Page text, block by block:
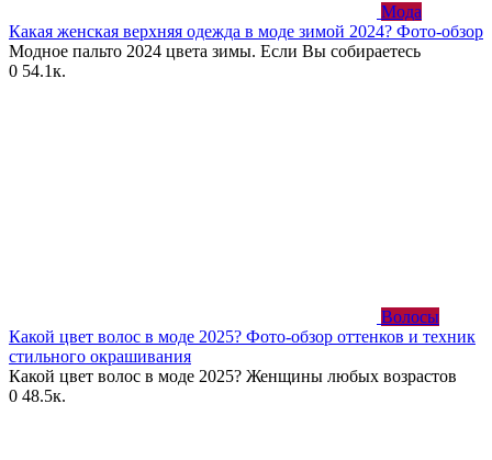
Мода
Какая женская верхняя одежда в моде зимой 2024? Фото-обзор
Модное пальто 2024 цвета зимы. Если Вы собираетесь
0 54.1к.
Волосы
Какой цвет волос в моде 2025? Фото-обзор оттенков и техник
стильного окрашивания
Какой цвет волос в моде 2025? Женщины любых возрастов
0 48.5к.